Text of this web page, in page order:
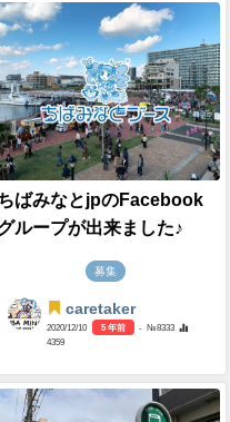
ばみなとjpのFacebook
ループが出来ました♪
募集
caretaker
2020/12/10 5 年前
- №8333
4359